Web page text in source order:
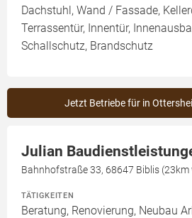
Dachstuhl, Wand / Fassade,
Terrassentür, Innentür,
Schallschutz, Brandschutz
Jetzt Betriebe für in
Julian
Bahnhofstraße 33, 68647 Biblis
TÄTIGKEITEN
Beratung, Renovierung, Neubau